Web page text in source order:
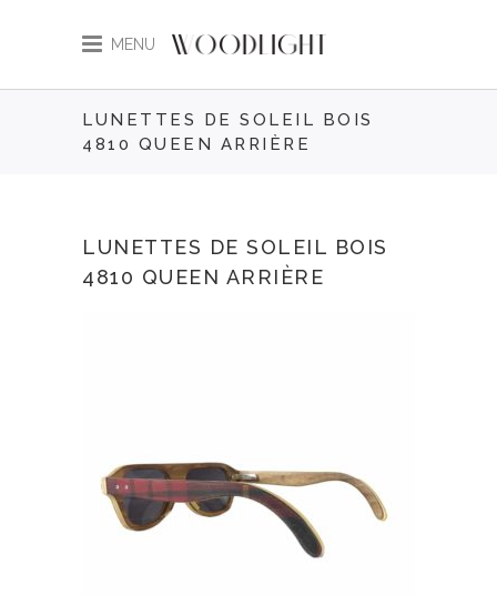
MENU
LUNETTES DE SOLEIL BOIS
4810 QUEEN ARRIÈRE
LUNETTES DE SOLEIL BOIS
4810 QUEEN ARRIÈRE